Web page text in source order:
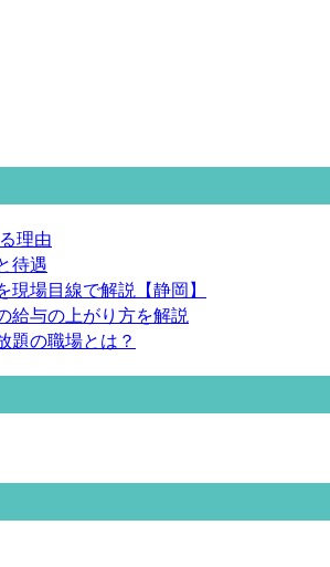
理由
待遇
場目線で解説【静岡】
給与の上がり方を解説
題の職場とは？